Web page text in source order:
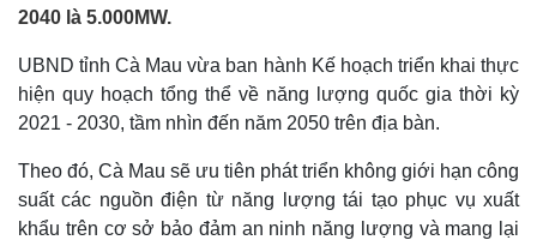
2040 là 5.000MW.
UBND tỉnh Cà Mau vừa ban hành Kế hoạch triển khai thực
hiện quy hoạch tổng thể về năng lượng quốc gia thời kỳ
2021 - 2030, tầm nhìn đến năm 2050 trên địa bàn.
Theo đó, Cà Mau sẽ ưu tiên phát triển không giới hạn công
suất các nguồn điện từ năng lượng tái tạo phục vụ xuất
khẩu trên cơ sở bảo đảm an ninh năng lượng và mang lại